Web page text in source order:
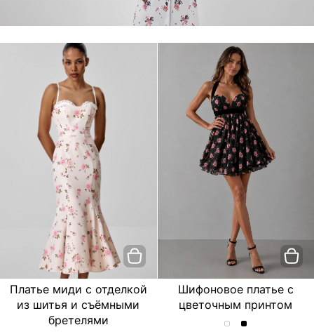
Платье миди с отделкой
из шитья и съёмными
бретелями
Шифоновое платье с
цветочным принтом
Шифоновое
Шифоновое